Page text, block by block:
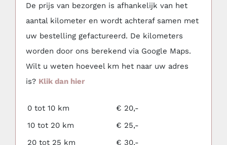
De prijs van bezorgen is afhankelijk van het
aantal kilometer en wordt achteraf samen met
uw bestelling gefactureerd. De kilometers
worden door ons berekend via Google Maps.
Wilt u weten hoeveel km het naar uw adres
is? Klik dan hier
0 tot 10 km
€ 20,-
10 tot 20 km
€ 25,-
20 tot 25 km
€ 30,-